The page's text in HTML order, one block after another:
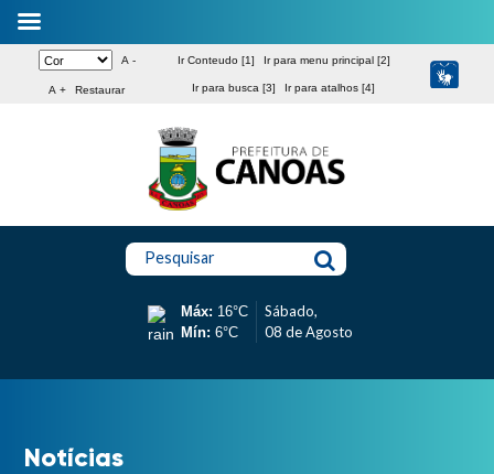
A -
A + Restaurar
Ir Conteudo [1] Ir para menu principal [2]
Ir para busca [3] Ir para atalhos [4]
Pesquisar
Máx: 16°C
Mín: 6°C
Sábado,
08 de Agosto
Notícias